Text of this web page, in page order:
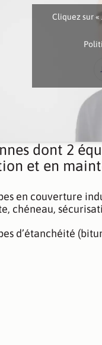
Cliquez sur «
dont 2
et en
en couverture
chéneau,
d’étanchéité